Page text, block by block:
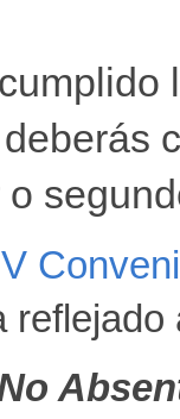
deberás
V
reflejado